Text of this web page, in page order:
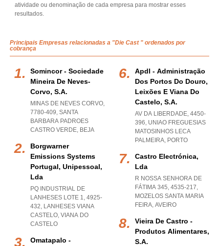
atividade ou denominação de cada empresa para mostrar esses
resultados.
Principais Empresas relacionadas a "Die Cast " ordenados por
cobrança
Somincor - Sociedade
Mineira De Neves-
Corvo, S.a.
MINAS DE NEVES CORVO,
7780-409, SANTA
BARBARA PADROES
CASTRO VERDE, BEJA
Borgwarner
Emissions Systems
Portugal, Unipessoal,
Lda
PQ INDUSTRIAL DE
LANHESES LOTE 1, 4925-
432, LANHESES VIANA
CASTELO, VIANA DO
CASTELO
Omatapalo -
Apdl - Administração
Dos Portos Do Douro,
Leixões E Viana Do
Castelo, S.a.
AV DA LIBERDADE, 4450-
396, UNIAO FREGUESIAS
MATOSINHOS LECA
PALMEIRA, PORTO
Castro Electrónica,
Lda
R NOSSA SENHORA DE
FÁTIMA 345, 4535-217,
MOZELOS SANTA MARIA
FEIRA, AVEIRO
Vieira De Castro -
Produtos Alimentares,
S.a.